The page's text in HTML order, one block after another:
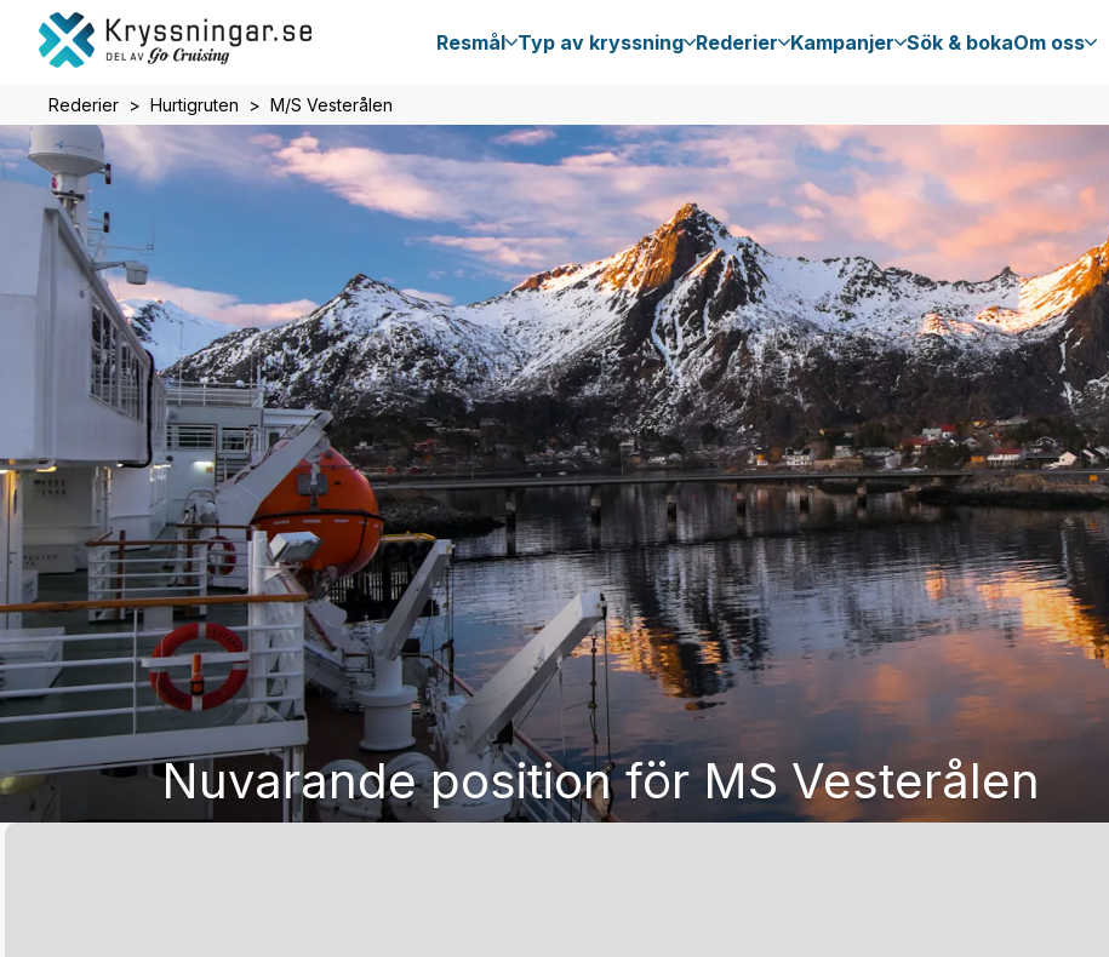
Resmål Typ av kryssning Rederier Kampanjer Sök & bokaOm oss
Rederier Hurtigruten M/S Vesterålen
Nuvarande position för MS Vesterålen